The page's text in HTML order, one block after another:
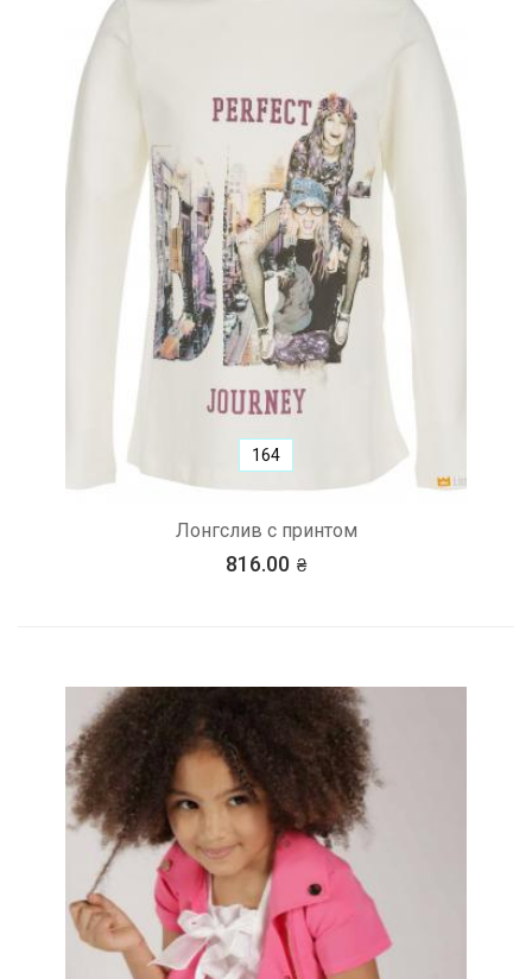
Лонгслив с принтом
816.00
164